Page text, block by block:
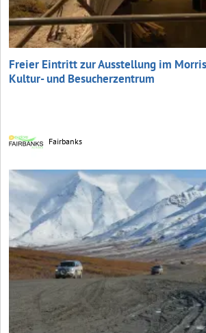
Freier Eintritt zur Ausstellung im
Kultur- und Besucherzentrum
Fairbanks